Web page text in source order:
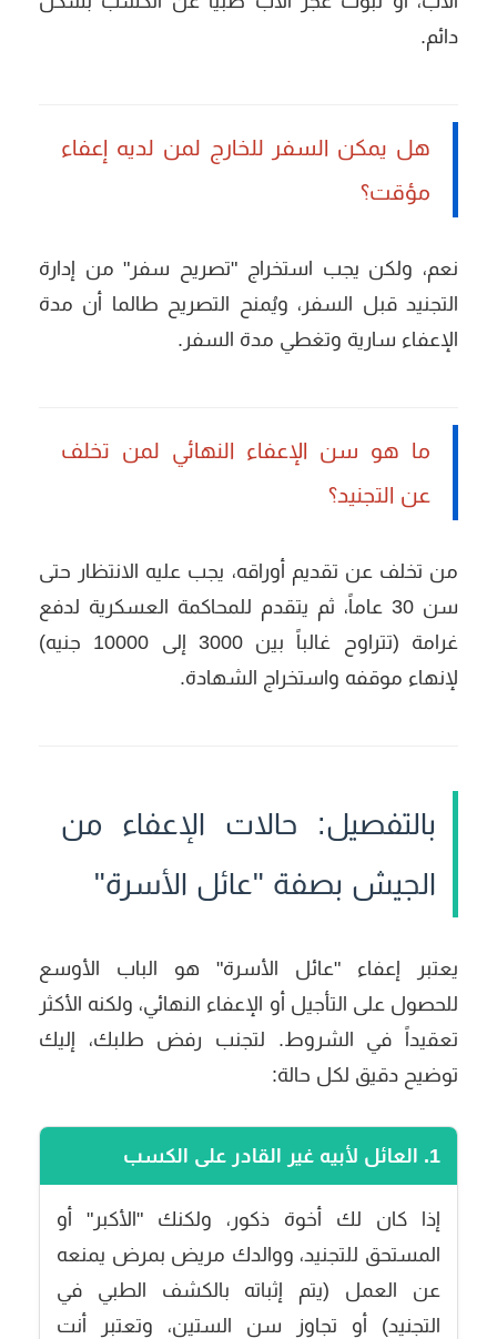
دائم.
هل يمكن السفر للخارج لمن لديه إعفاء
مؤقت؟
نعم، ولكن يجب استخراج "تصريح سفر" من إدارة
التجنيد قبل السفر، ويُمنح التصريح طالما أن مدة
الإعفاء سارية وتغطي مدة السفر.
ما هو سن الإعفاء النهائي لمن تخلف
عن التجنيد؟
من تخلف عن تقديم أوراقه، يجب عليه الانتظار حتى
سن 30 عاماً، ثم يتقدم للمحاكمة العسكرية لدفع
غرامة (تتراوح غالباً بين 3000 إلى 10000 جنيه)
لإنهاء موقفه واستخراج الشهادة.
بالتفصيل: حالات الإعفاء من
الجيش بصفة "عائل الأسرة"
يعتبر إعفاء "عائل الأسرة" هو الباب الأوسع
للحصول على التأجيل أو الإعفاء النهائي، ولكنه الأكثر
تعقيداً في الشروط. لتجنب رفض طلبك، إليك
توضيح دقيق لكل حالة:
1. العائل لأبيه غير القادر على الكسب
إذا كان لك أخوة ذكور، ولكنك "الأكبر" أو
المستحق للتجنيد، ووالدك مريض بمرض يمنعه
عن العمل (يتم إثباته بالكشف الطبي في
التجنيد) أو تجاوز سن الستين، وتعتبر أنت